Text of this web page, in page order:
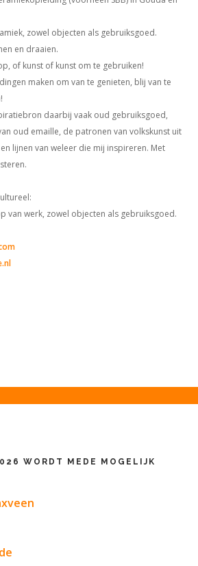
zowel objecten als gebruiksgoed.
en draaien.
of kunst of kunst om te gebruiken!
maken om van te genieten, blij van te
daarbij vaak oud gebruiksgoed,
oud emaille, de patronen van volkskunst uit
lijnen van weleer die mij inspireren. Met
van werk, zowel objecten als gebruiksgoed.
WORDT MEDE MOGELIJK